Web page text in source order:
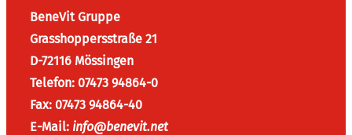
BeneVit Gruppe
Grasshoppersstraße 21
D-72116 Mössingen
Telefon: 07473 94864-0
Fax: 07473 94864-40
E-Mail: info@benevit.net